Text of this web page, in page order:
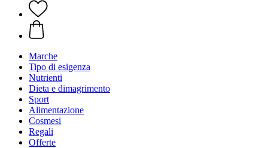
Marche
Tipo di esigenza
Nutrienti
Dieta e dimagrimento
Sport
Alimentazione
Cosmesi
Regali
Offerte